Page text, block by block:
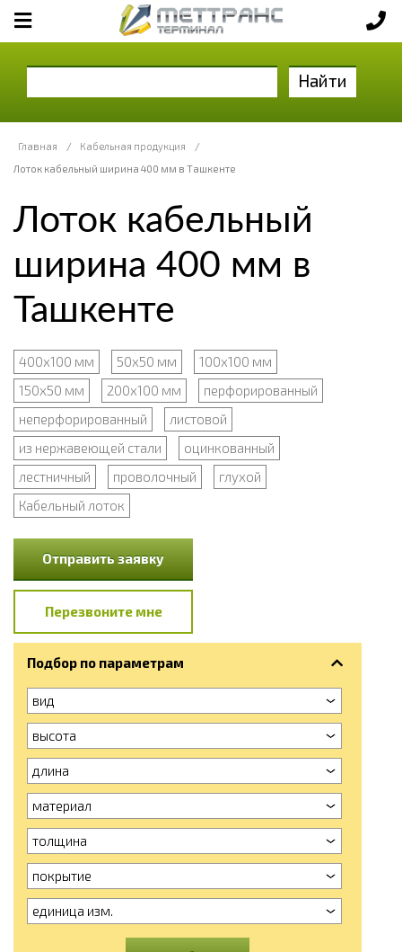
Найти
Главная / Кабельная продукция
/
Лоток кабельный ширина 400 мм в Ташкенте
Лоток кабельный
ширина 400 мм в
Ташкенте
400х100 мм 50х50 мм
100х100 мм
150х50 мм
200х100 мм
перфорированный
неперфорированный
листовой
из нержавеющей стали
оцинкованный
лестничный
проволочный
глухой
Кабельный лоток
Отправить заявку
Перезвоните мне
Подбор по параметрам
вид
высота
длина
материал
толщина
покрытие
единица изм.